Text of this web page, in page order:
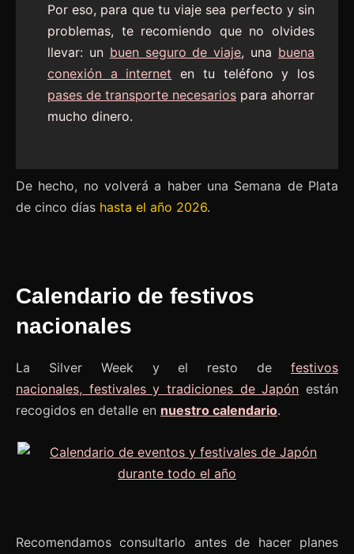
Por eso, para que tu viaje sea perfecto y sin
problemas, te recomiendo que no olvides
llevar: un buen seguro de viaje, una buena
conexión a internet
en tu teléfono y los
pases de transporte necesarios para ahorrar
mucho dinero.
De hecho, no volverá a haber una Semana de Plata
de cinco días hasta el año 2026.
Calendario de festivos
nacionales
La Silver Week y el resto de festivos
nacionales, festivales y tradiciones de Japón están
recogidos en detalle en nuestro calendario.
Recomendamos consultarlo antes de hacer planes